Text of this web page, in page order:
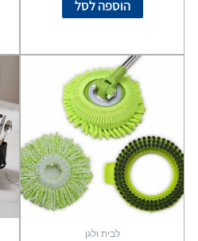
הוספה לסל
לבית ולגן